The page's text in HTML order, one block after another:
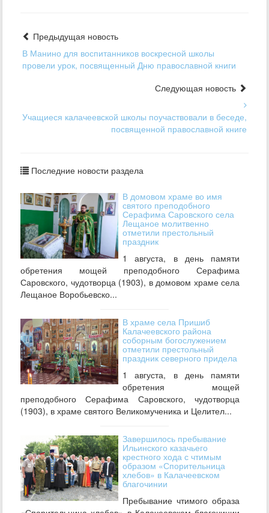
Предыдущая новость
В Манино для воспитанников воскресной школы
провели урок, посвященный Дню православной книги
Следующая новость
Учащиеся калачеевской школы поучаствовали в беседе,
посвященной православной книге
Последние новости раздела
В домовом храме во имя
святого преподобного
Серафима Саровского села
Лещаное молитвенно
отметили престольный
праздник
1 августа, в день памяти
обретения мощей преподобного Серафима
Саровского, чудотворца (1903), в домовом храме села
Лещаное Воробьевско...
В храме села Пришиб
Калачеевского района
соборным богослужением
отметили престольный
праздник северного придела
1 августа, в день памяти
обретения мощей
преподобного Серафима Саровского, чудотворца
(1903), в храме святого Великомученика и Целител...
Завершилось пребывание
Ильинского казачьего
крестного хода с чтимым
образом «Спорительница
хлебов» в Калачеевском
благочинии
Пребывание чтимого образа